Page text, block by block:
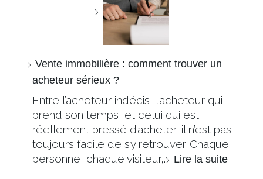
Vente immobilière : comment trouver un
acheteur sérieux ?
Entre l’acheteur indécis, l’acheteur qui
prend son temps, et celui qui est
réellement pressé d’acheter, il n’est pas
toujours facile de s’y retrouver. Chaque
personne, chaque visiteur,… Lire la suite